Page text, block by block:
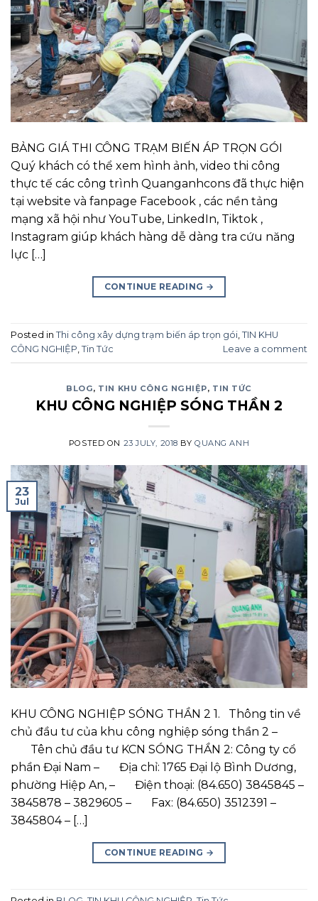
BẢNG GIÁ THI CÔNG TRẠM BIẾN ÁP TRỌN GÓI
Quý khách có thể xem hình ảnh, video thi công
thực tế các công trình Quanganhcons đã thực hiện
tại website và fanpage Facebook , các nền tảng
mạng xã hội như YouTube, LinkedIn, Tiktok ,
Instagram giúp khách hàng dễ dàng tra cứu năng
lực […]
CONTINUE READING →
Posted in Thi công xây dựng trạm biến áp trọn gói, TIN KHU
CÔNG NGHIỆP, Tin Tức Leave a comment
BLOG, TIN KHU CÔNG NGHIỆP, TIN TỨC
KHU CÔNG NGHIỆP SÓNG THẦN 2
POSTED ON 23 JULY, 2018 BYQUANG ANH
23
Jul
KHU CÔNG NGHIỆP SÓNG THẦN 2 1. Thông tin về
chủ đầu tư của khu công nghiệp sóng thần 2 –
Tên chủ đầu tư KCN SÓNG THẦN 2: Công ty cổ
phần Đại Nam – Địa chỉ: 1765 Đại lộ Bình Dương,
phường Hiệp An, – Điện thoại: (84.650) 3845845 –
3845878 – 3829605 – Fax: (84.650) 3512391 –
3845804 – […]
CONTINUE READING →